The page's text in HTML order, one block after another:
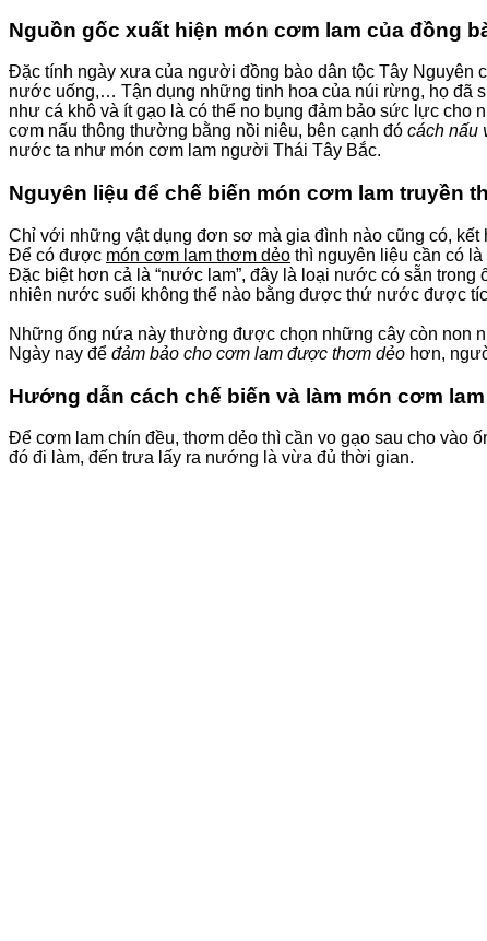
Nguồn gốc xuất hiện món cơm lam của đồng
Đặc tính ngày xưa của người đồng bào dân tộc Tây Nguyên
nước uống,… Tận dụng những tinh hoa của núi rừng, họ đã
như cá khô và ít gạo là có thể no bụng đảm bảo sức lực cho
cơm nấu thông thường bằng nồi niêu, bên cạnh đó cách nấu
nước ta như món cơm lam người Thái Tây Bắc.
Nguyên liệu để chế biến món cơm lam truyền
Chỉ với những vật dụng đơn sơ mà gia đình nào cũng có,
Để có được món cơm lam thơm dẻo thì nguyên liệu cần có
Đặc biệt hơn cả là “nước lam”, đây là loại nước có sẵn
nhiên nước suối không thể nào bằng được thứ nước được
Những ống nứa này thường được chọn những cây còn non
Ngày nay để đảm bảo cho cơm lam được thơm dẻo hơn,
Hướng dẫn cách chế biến và làm món cơm
Để cơm lam chín đều, thơm dẻo thì cần vo gạo sau cho vào
đó đi làm, đến trưa lấy ra nướng là vừa đủ thời gian.